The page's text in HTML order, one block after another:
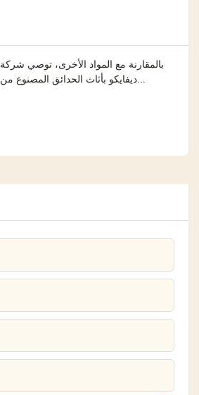
بالمقارنة مع المواد الأخرى، توصي شركة
ديفايكو بأثاث الحدائق المصنوع من